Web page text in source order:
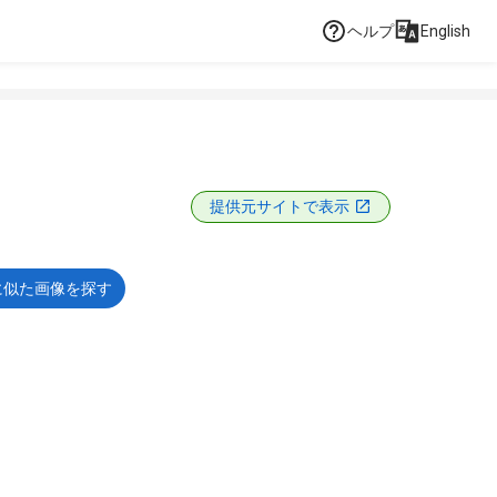
ヘルプ English
提供元サイトで表示
た画像を探す